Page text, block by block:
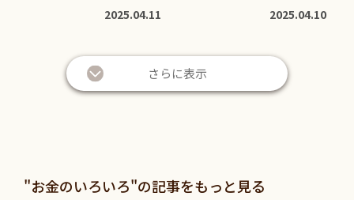
2025.04.11 2025.04.10
さらに表示
"お金のいろいろ"の記事をもっと見る